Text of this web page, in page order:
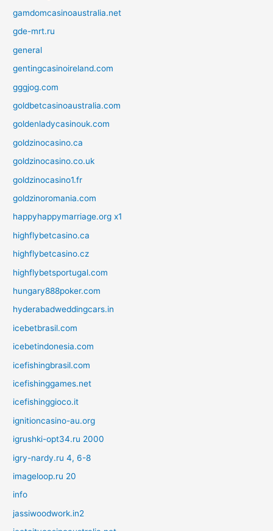
gamdomcasinoaustralia.net
gde-mrt.ru
general
gentingcasinoireland.com
gggjog.com
goldbetcasinoaustralia.com
goldenladycasinouk.com
goldzinocasino.ca
goldzinocasino.co.uk
goldzinocasino1.fr
goldzinoromania.com
happyhappymarriage.org x1
highflybetcasino.ca
highflybetcasino.cz
highflybetsportugal.com
hungary888poker.com
hyderabadweddingcars.in
icebetbrasil.com
icebetindonesia.com
icefishingbrasil.com
icefishinggames.net
icefishinggioco.it
ignitioncasino-au.org
igrushki-opt34.ru 2000
igry-nardy.ru 4, 6-8
imageloop.ru 20
info
jassiwoodwork.in2